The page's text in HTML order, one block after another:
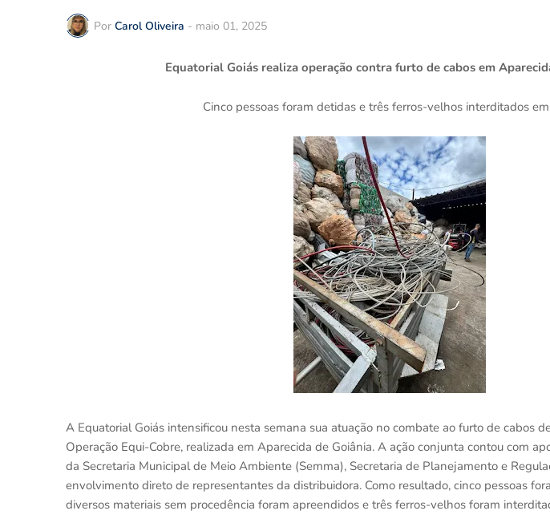
Por Carol Oliveira - maio 01, 2025
Equatorial Goiás realiza operação contra furto de cabos em
Cinco pessoas foram detidas e três ferros-velhos interditados
A Equatorial Goiás intensificou nesta semana sua atuação no combate ao furto de cabos
Operação Equi-Cobre, realizada em Aparecida de Goiânia. A ação conjunta contou com
da Secretaria Municipal de Meio Ambiente (Semma), Secretaria de Planejamento e
envolvimento direto de representantes da distribuidora. Como resultado, cinco pessoas
diversos materiais sem procedência foram apreendidos e três ferros-velhos foram